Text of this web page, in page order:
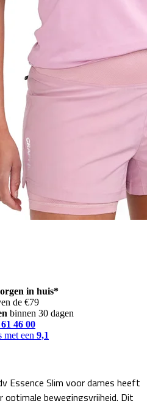
in huis*
de €79
binnen 30 dagen
46 00
met een 9,1
Essence Slim voor dames heeft
optimale bewegingsvrijheid. Dit